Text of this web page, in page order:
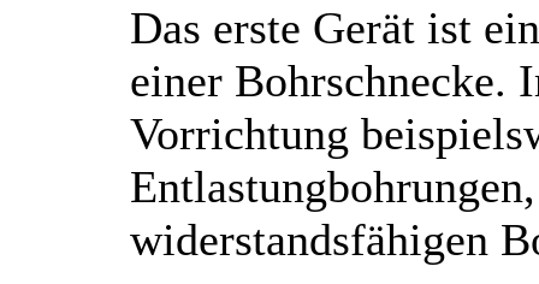
Das erste Gerät ist
einer Bohrschnecke.
Vorrichtung
widerstandsfähigen